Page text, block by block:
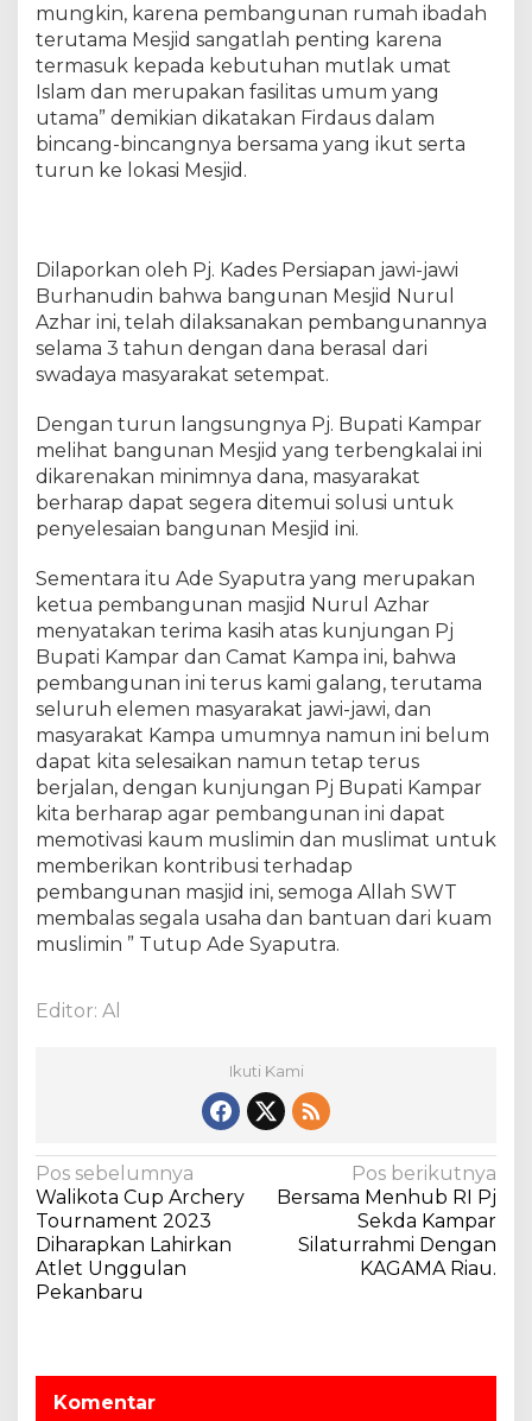
m
o
g
a
P
e
m
g
a
n
M
s
j
i
d
N
r
A
z
h
a
r
I
n
D
a
a
t
S
e
e
s
a
mungkin, karena pembangunan rumah ibadah
terutama Mesjid sangatlah penting karena
termasuk kepada kebutuhan mutlak umat
Islam dan merupakan fasilitas umum yang
utama” demikian dikatakan Firdaus dalam
bincang-bincangnya bersama yang ikut serta
turun ke lokasi Mesjid.
Dilaporkan oleh Pj. Kades Persiapan jawi-jawi
Burhanudin bahwa bangunan Mesjid Nurul
Azhar ini, telah dilaksanakan pembangunannya
selama 3 tahun dengan dana berasal dari
swadaya masyarakat setempat.
Dengan turun langsungnya Pj. Bupati Kampar
melihat bangunan Mesjid yang terbengkalai ini
dikarenakan minimnya dana, masyarakat
berharap dapat segera ditemui solusi untuk
penyelesaian bangunan Mesjid ini.
Sementara itu Ade Syaputra yang merupakan
ketua pembangunan masjid Nurul Azhar
menyatakan terima kasih atas kunjungan Pj
Bupati Kampar dan Camat Kampa ini, bahwa
pembangunan ini terus kami galang, terutama
seluruh elemen masyarakat jawi-jawi, dan
masyarakat Kampa umumnya namun ini belum
dapat kita selesaikan namun tetap terus
berjalan, dengan kunjungan Pj Bupati Kampar
kita berharap agar pembangunan ini dapat
memotivasi kaum muslimin dan muslimat untuk
memberikan kontribusi terhadap
pembangunan masjid ini, semoga Allah SWT
membalas segala usaha dan bantuan dari kuam
muslimin ” Tutup Ade Syaputra.
Editor: Al
Ikuti Kami
N
a
v
i
g
s
Pos sebelumnya
Walikota Cup Archery
Tournament 2023
Diharapkan Lahirkan
Atlet Unggulan
Pekanbaru
Pos berikutnya
Bersama Menhub RI Pj
Sekda Kampar
Silaturrahmi Dengan
KAGAMA Riau.
Komentar